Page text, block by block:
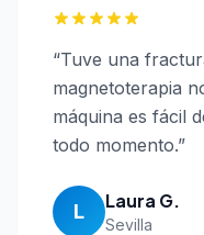
“Tuve una
magnetoterapia
máquina es fácil
todo momento.”
L Laura G.
Sevilla